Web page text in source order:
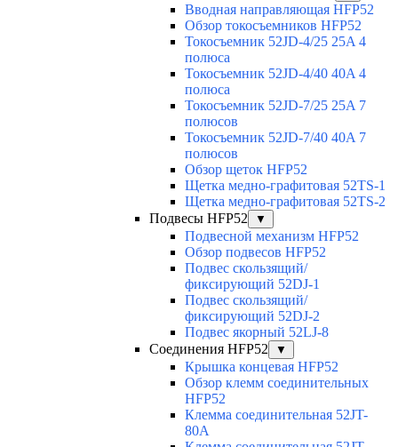
Вводная направляющая HFP52
Обзор токосъемников HFP52
Токосъемник 52JD-4/25 25A 4
полюса
Токосъемник 52JD-4/40 40A 4
полюса
Токосъемник 52JD-7/25 25A 7
полюсов
Токосъемник 52JD-7/40 40A 7
полюсов
Обзор щеток HFP52
Щетка медно-графитовая 52TS-1
Щетка медно-графитовая 52TS-2
Подвесы HFP52
▼
Подвесной механизм HFP52
Обзор подвесов HFP52
Подвес скользящий/
фиксирующий 52DJ-1
Подвес скользящий/
фиксирующий 52DJ-2
Подвес якорный 52LJ-8
Соединения HFP52
▼
Крышка концевая HFP52
Обзор клемм соединительных
HFP52
Клемма соединительная 52JT-
80A